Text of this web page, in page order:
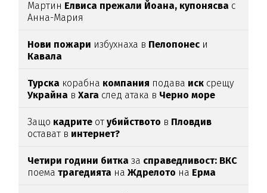
Мартин Елвиса прежали Йоана, купонясва с
Анна-Мария
Нови пожари избухнаха в Пелопонес и
Кавала
Турска корабна компания подава иск срещу
Украйна вХага след атака в Черно море
Защо кадрите отубийството в Пловдив
остават в интернет?
Четири години битка за справедливост: ВКС
поематрагедията наЖдрелото на Ерма